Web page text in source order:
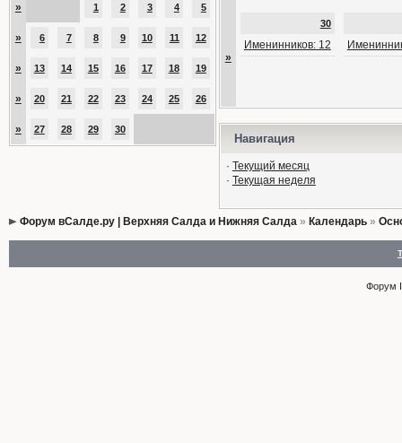
» 1 2 3 4 5
» 6 7 8 9 10 11 12
» 13 14 15 16 17 18 19
» 20 21 22 23 24 25 26
» 27 28 29 30
»
30
Именинников: 12
Навигация
· Текущий месяц
· Текущая неделя
Форум вСалде.ру | Верхняя Салда и Нижняя Салда» Календарь»
Форум